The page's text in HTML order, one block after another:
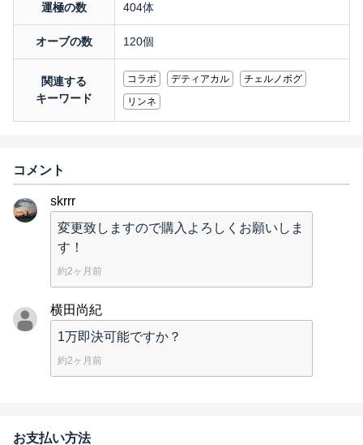
運極の数 404体
オーブの数 120個
関連する
キーワード
コラボ デティアカル
チェルノボグ
リンネ
コメント
skrrr
変更致しますので購入よろしくお願いしま
す！
約2ヶ月前
横田尚紀
1万即決可能ですか？
約2ヶ月前
お支払い方法